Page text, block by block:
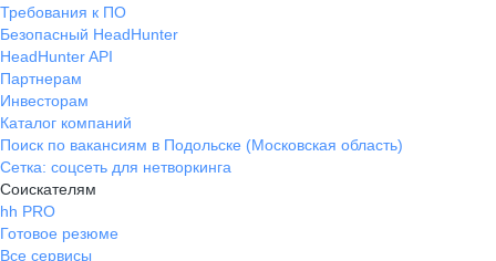
Требования к ПО
Безопасный HeadHunter
HeadHunter API
Партнерам
Инвесторам
Каталог компаний
Поиск по вакансиям в Подольске (Московская область)
Сетка: соцсеть для нетворкинга
Соискателям
hh PRO
Готовое резюме
Все сервисы